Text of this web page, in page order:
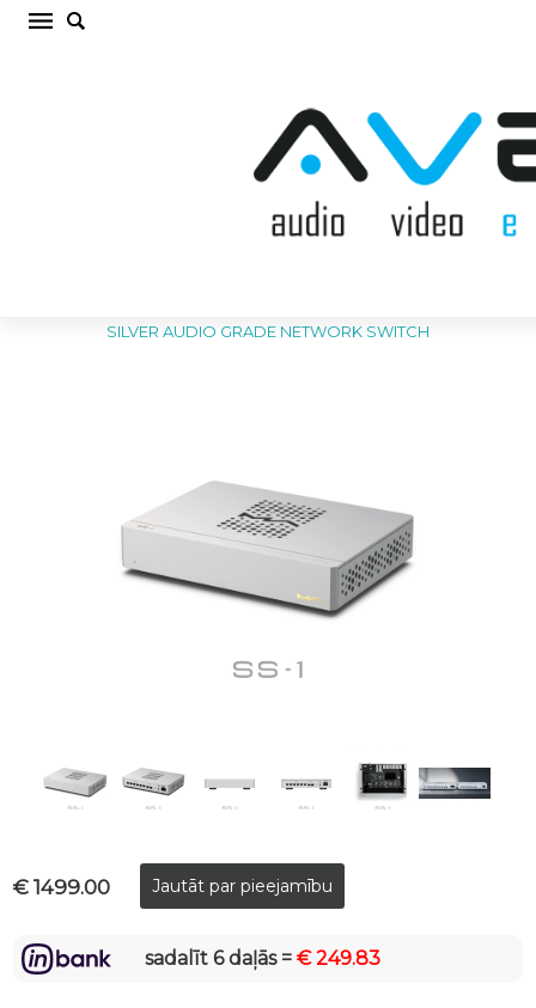
MATRIX AUDIO SS-1 SILVER AUDIO GRADE
NETWORK SWITCH ADAPTERIS /
SILVER AUDIO GRADE NETWORK SWITCH
€ 1499.00
sadalīt 6 daļās =€ 249.83